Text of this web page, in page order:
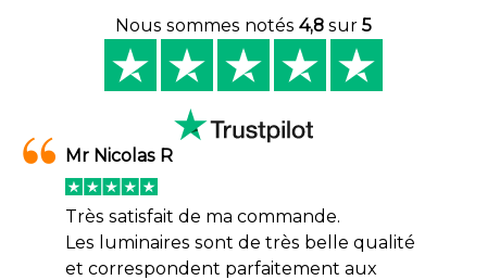
Nous sommes notés 4,8 sur 5
Mr Nicolas R
Très satisfait de ma commande.
Les luminaires sont de très belle qualité
et correspondent parfaitement aux